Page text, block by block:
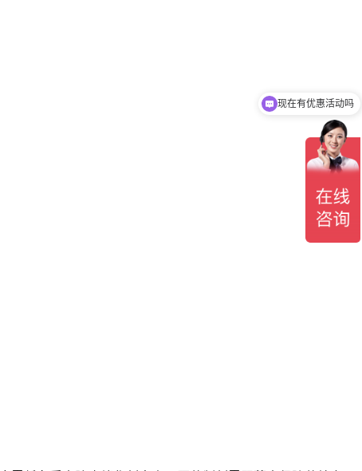
现在有优惠活动吗